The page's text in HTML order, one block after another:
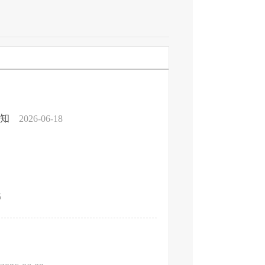
2026-06-18